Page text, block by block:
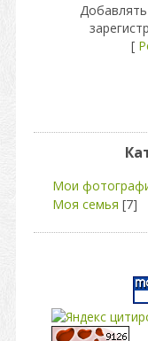
[
Мои
Моя семья [7]